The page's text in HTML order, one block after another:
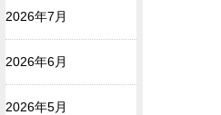
2026年7月
2026年6月
2026年5月